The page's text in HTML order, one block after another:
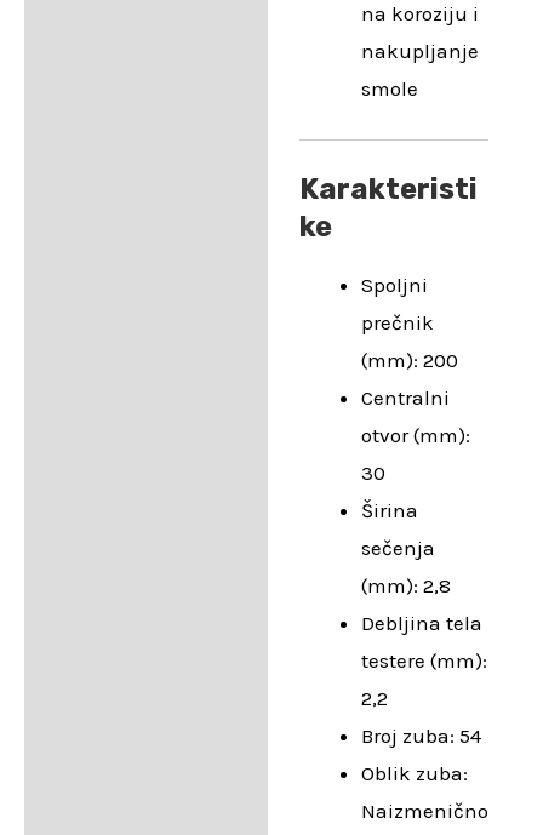
na koroziju i
nakupljanje
smole
Karakteristi
ke
Spoljni
prečnik
(mm): 200
Centralni
otvor (mm):
30
Širina
sečenja
(mm): 2,8
Debljina tela
testere (mm):
2,2
Broj zuba: 54
Oblik zuba:
Naizmenično